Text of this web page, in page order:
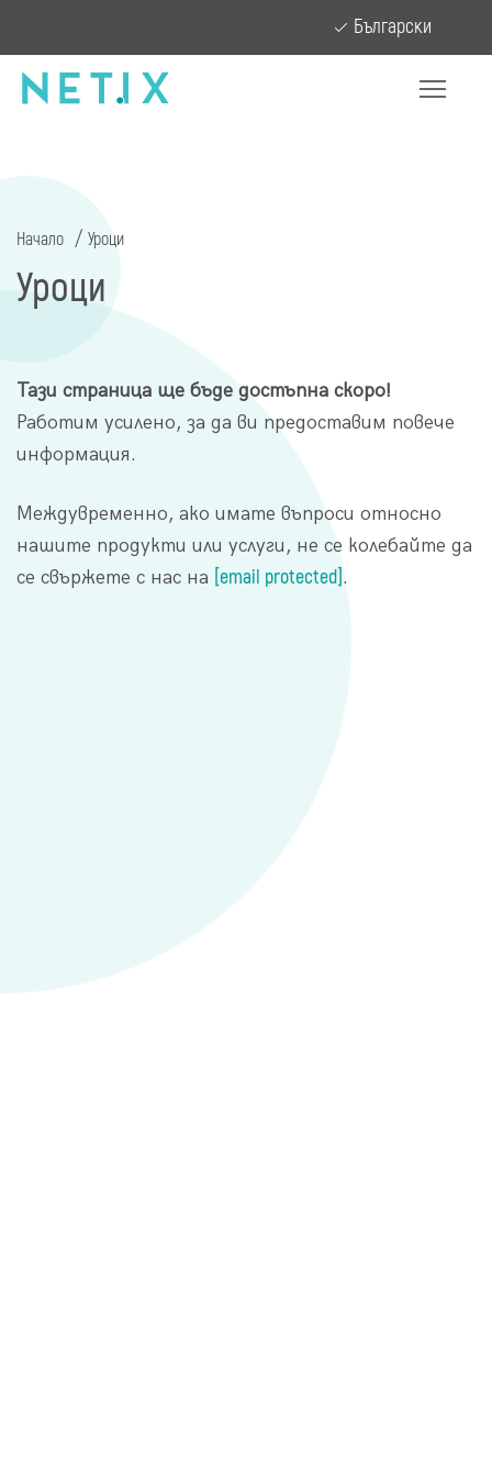
Български
Начало Уроци
Уроци
Тази страница ще бъде достъпна скоро!
Работим усилено, за да ви предоставим повече
информация.
Междувременно, ако имате въпроси относно
нашите продукти или услуги, не се колебайте да
се свържете с нас на [email protected].